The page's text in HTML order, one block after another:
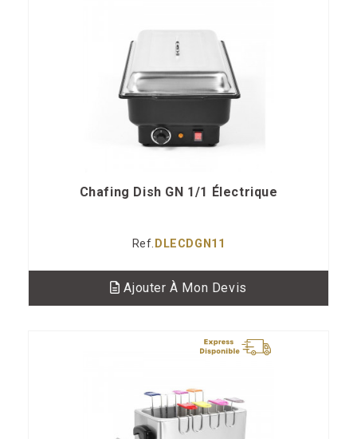
Chafing Dish GN 1/1 Électrique
Ref. DLECDGN11
Ajouter À Mon Devis